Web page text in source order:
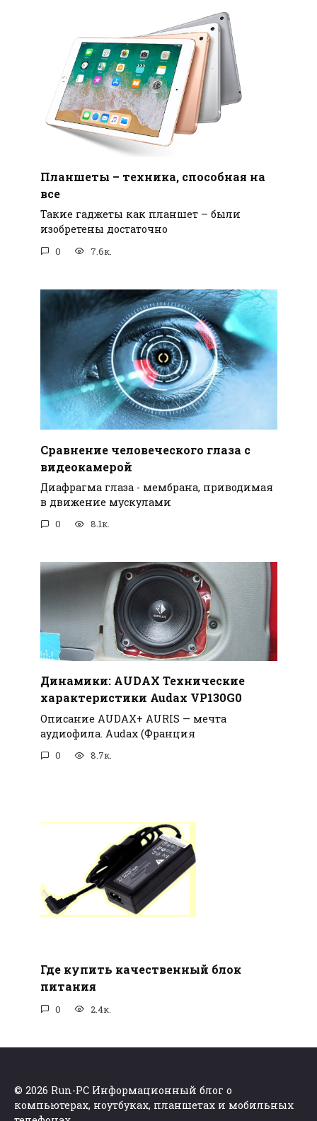
Планшеты – техника, способная на
все
Такие гаджеты как планшет – были
изобретены достаточно
0 7.6к.
Сравнение человеческого глаза с
видеокамерой
Диафрагма глаза - мембрана, приводимая
в движение мускулами
0 8.1к.
Динамики: AUDAX Технические
характеристики Audax VP130G0
Описание AUDAX+ AURIS — мечта
аудиофила. Audax (Франция
0 8.7к.
Где купить качественный блок
питания
0 2.4к.
© 2026 Run-PC Информационный блог о
компьютерах, ноутбуках, планшетах и мобильных